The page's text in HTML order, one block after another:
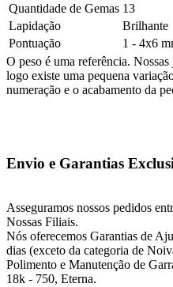
Quantidade de Gemas 13
Lapidação
Brilhante
Pontuação
1 - 4x6
O peso é uma referência.
logo existe uma pequena
numeração e o acabamento da
Envio e Garantias
Asseguramos nossos pedidos
Nossas Filiais.
Nós oferecemos Garantias de
dias (exceto da categoria de
Polimento e Manutenção de
18k - 750, Eterna.